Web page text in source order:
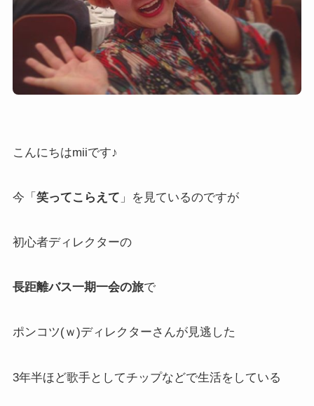
こんにちはmiiです♪
今「 笑ってこらえて 」を見ているのですが
初心者ディレクターの
長距離バス一期一会の旅で
ポンコツ(ｗ)ディレクターさんが見逃した
3年半ほど歌手としてチップなどで生活をしている